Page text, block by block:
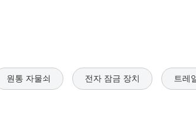
원통 자물쇠 전자 잠금 장치 트레